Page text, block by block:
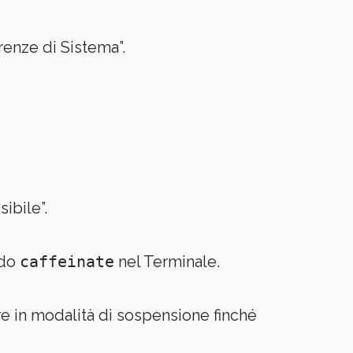
di Sistema”.
caffeinate nel Terminale.
in modalità di sospensione finché